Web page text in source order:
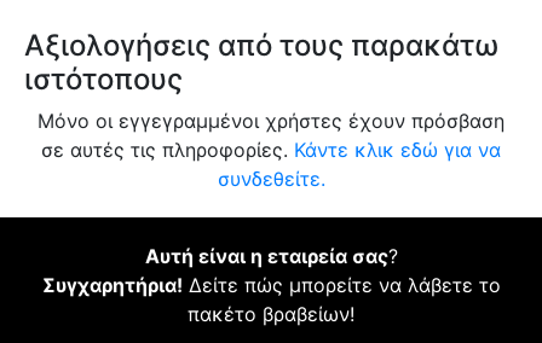
Αξιολογήσεις από τους παρακάτω
ιστότοπους
Μόνο οι εγγεγραμμένοι χρήστες έχουν πρόσβαση
σε αυτές τις πληροφορίες. Κάντε κλικ εδώ για να
συνδεθείτε.
Αυτή είναι η εταιρεία σας?
Συγχαρητήρια! Δείτε πώς μπορείτε να λάβετε το
πακέτο βραβείων!